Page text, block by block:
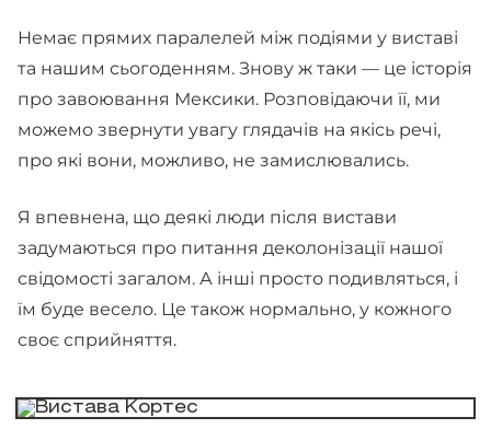
Немає прямих паралелей між подіями у виставі
та нашим сьогоденням. Знову ж таки — це історія
про завоювання Мексики. Розповідаючи її, ми
можемо звернути увагу глядачів на якісь речі,
про які вони, можливо, не замислювались.
Я впевнена, що деякі люди після вистави
задумаються про питання деколонізації нашої
свідомості загалом. А інші просто подивляться, і
їм буде весело. Це також нормально, у кожного
своє сприйняття.